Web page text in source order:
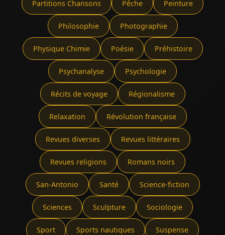
Partitions Chansons Pêche Peinture
Philosophie Photographie
Physique Chimie Poésie Préhistoire
Psychanalyse Psychologie
Récits de voyage Régionalisme
Relaxation Révolution française
Revues diverses Revues littéraires
Revues religions Romans noirs
San-Antonio Santé Science-fiction
Sciences Sculpture Sociologie
Sport Sports nautiques Suspense